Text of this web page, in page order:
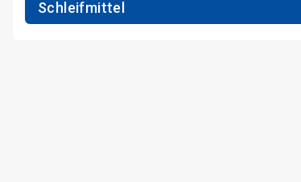
Schleifmittel